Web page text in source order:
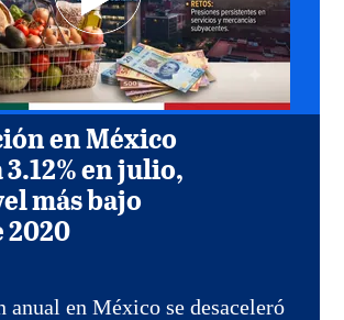
en México
3.12% en julio,
más bajo
2020
en México se desaceleró